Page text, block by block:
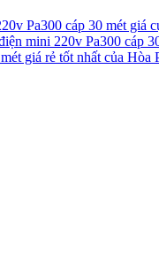
Pa300 cáp 30 mét giá
mini 220v Pa300 cáp
giá rẻ tốt nhất của Hòa